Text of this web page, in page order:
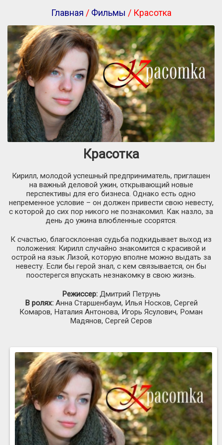
Главная / Фильмы / Красотка
Красотка
Кирилл, молодой успешный предприниматель, приглашен
на важный деловой ужин, открывающий новые
перспективы для его бизнеса. Однако есть одно
непременное условие – он должен привести свою невесту,
с которой до сих пор никого не познакомил. Как назло, за
день до ужина влюбленные ссорятся.
К счастью, благосклонная судьба подкидывает выход из
положения: Кирилл случайно знакомится с красивой и
острой на язык Лизой, которую вполне можно выдать за
невесту. Если бы герой знал, с кем связывается, он бы
поостерегся впускать незнакомку в свою жизнь.
Режиссер:Дмитрий Петрунь
В ролях:Анна Старшенбаум, Илья Носков, Сергей
Комаров, Наталия Антонова, Игорь Ясулович, Роман
Мадянов, Сергей Серов